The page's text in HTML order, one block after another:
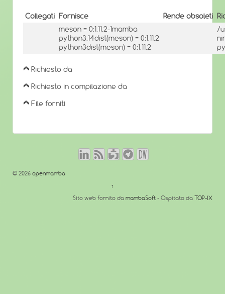
Collegati Fornisce Rende obsoleti
meson = 0:1.11.2-1mamba
python3.14dist(meson) = 0:1.11.2
python3dist(meson) = 0:1.11.2
/
Richiesto da
Richiesto in compilazione da
File forniti
© 2026 openmamba
↑
Sito web fornito da mambaSoft - Ospitato da TOP-IX